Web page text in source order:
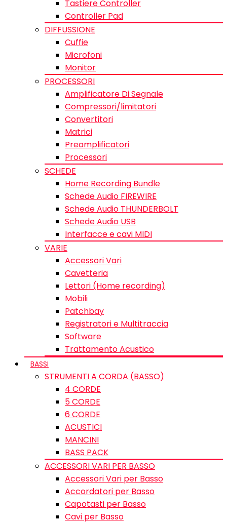
Tastiere Controller
Controller Pad
DIFFUSSIONE
Cuffie
Microfoni
Monitor
PROCESSORI
Amplificatore Di Segnale
Compressori/limitatori
Convertitori
Matrici
Preamplificatori
Processori
SCHEDE
Home Recording Bundle
Schede Audio FIREWIRE
Schede Audio THUNDERBOLT
Schede Audio USB
Interfacce e cavi MIDI
VARIE
Accessori Vari
Cavetteria
Lettori (Home recording)
Mobili
Patchbay
Registratori e Multitraccia
Software
Trattamento Acustico
BASSI
STRUMENTI A CORDA (BASSO)
4 CORDE
5 CORDE
6 CORDE
ACUSTICI
MANCINI
BASS PACK
ACCESSORI VARI PER BASSO
Accessori Vari per Basso
Accordatori per Basso
Capotasti per Basso
Cavi per Basso